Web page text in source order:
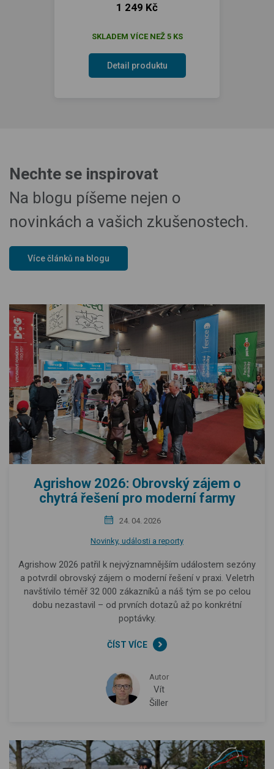
1 249 Kč
SKLADEM VÍCE NEŽ 5 KS
Detail produktu
Nechte se inspirovat
Na blogu píšeme nejen o
novinkách a vašich zkušenostech.
Více článků na blogu
Agrishow 2026: Obrovský zájem o
chytrá řešení pro moderní farmy
24. 04. 2026
Novinky, události a reporty
Agrishow 2026 patřil k nejvýznamnějším událostem sezóny
a potvrdil obrovský zájem o moderní řešení v praxi. Veletrh
navštívilo téměř 32 000 zákazníků a náš tým se po celou
dobu nezastavil – od prvních dotazů až po konkrétní
poptávky.
ČÍST VÍCE
Autor
Vít
Šiller